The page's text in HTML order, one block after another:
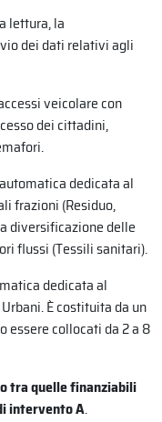
lettura, la
dei dati relativi agli
veicolare con
dei cittadini,
dedicata al
frazioni (Residuo,
diversificazione delle
flussi (Tessili sanitari).
dedicata al
È costituita da un
essere collocati da 2 a 8
tra quelle finanziabili
intervento A.